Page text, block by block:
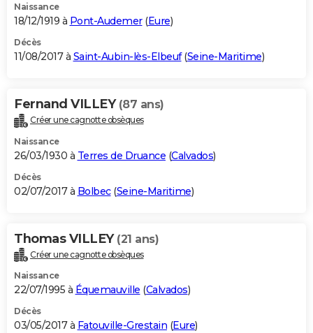
Naissance
18/12/1919 à Pont-Audemer(Eure)
Décès
11/08/2017 à Saint-Aubin-lès-Elbeuf(Seine-Maritime)
Fernand VILLEY (87 ans)
Créer une cagnotte obsèques
Naissance
26/03/1930 à Terres de Druance (Calvados)
Décès
02/07/2017 à Bolbec(Seine-Maritime)
Thomas VILLEY (21 ans)
Créer une cagnotte obsèques
Naissance
22/07/1995 à Équemauville (Calvados)
Décès
03/05/2017 à Fatouville-Grestain (Eure)